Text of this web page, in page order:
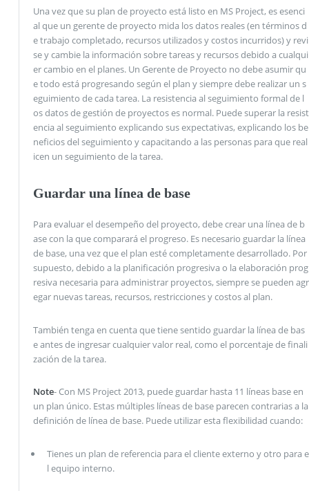
Una vez que su plan de proyecto está listo en MS Project, es esenci
al que un gerente de proyecto mida los datos reales (en términos d
e trabajo completado, recursos utilizados y costos incurridos) y revi
se y cambie la información sobre tareas y recursos debido a cualqui
er cambio en el planes. Un Gerente de Proyecto no debe asumir qu
e todo está progresando según el plan y siempre debe realizar un s
eguimiento de cada tarea. La resistencia al seguimiento formal de l
os datos de gestión de proyectos es normal. Puede superar la resist
encia al seguimiento explicando sus expectativas, explicando los be
neficios del seguimiento y capacitando a las personas para que real
icen un seguimiento de la tarea.
Guardar una línea de base
Para evaluar el desempeño del proyecto, debe crear una línea de b
ase con la que comparará el progreso. Es necesario guardar la línea
de base, una vez que el plan esté completamente desarrollado. Por
supuesto, debido a la planificación progresiva o la elaboración prog
resiva necesaria para administrar proyectos, siempre se pueden agr
egar nuevas tareas, recursos, restricciones y costos al plan.
También tenga en cuenta que tiene sentido guardar la línea de bas
e antes de ingresar cualquier valor real, como el porcentaje de finali
zación de la tarea.
Note- Con MS Project 2013, puede guardar hasta 11 líneas base en
un plan único. Estas múltiples líneas de base parecen contrarias a la
definición de línea de base. Puede utilizar esta flexibilidad cuando:
Tienes un plan de referencia para el cliente externo y otro para e
l equipo interno.